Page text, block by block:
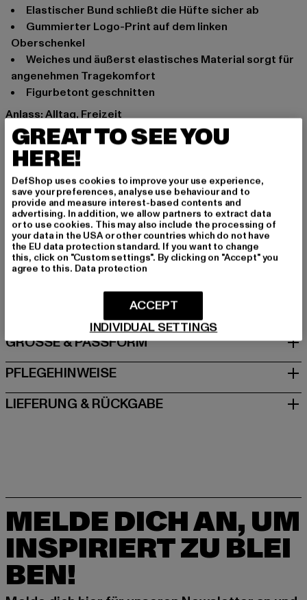
elastischer Bund schließt die Hüfte sicher ab
gummierter Logo-Print auf dem linken
Oberschenkel
weiches und äußerst elastisches Material sorgt für
angenehmen Tragekomfort
figurbetont geschnitten
Anlass: Alltag, Freizeit
Marke: adidas
Kat.: Leggings
Farbe: grau
Hersteller Farbe: light grey heather
Materialzusammensetzung: 93% Baumwolle, 7%
Elasthan
Art.Nr: GN8270-02080
Hersteller: Adidas AG |
serviceinfo@onlineshop.adidas.com
Adi-Dassler-Straße 1 | 91074 Herzogenaurach | DE
GRÖSSE & PASSFORM
PFLEGEHINWEISE
LIEFERUNG & RÜCKGABE
MELDE DICH AN, UM
INSPIRIERT ZU BLEI
BEN!
GREAT TO SEE YOU
HERE!
DefShop uses cookies to improve your use experience,
save your preferences, analyse use behaviour and to
provide and measure interest-based contents and
advertising. In addition, we allow partners to extract data
or to use cookies. This may also include the processing of
your data in the USA or other countries which do not have
the EU data protection standard. If you want to change
this, click on "Custom settings". By clicking on "Accept" you
agree to this. Data protection
INDIVIDUAL SETTINGS
ACCEPT